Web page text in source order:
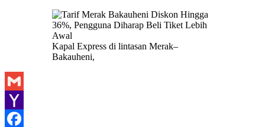
Kapal Express di lintasan Merak–
Bakauheni,
Gmail
Yahoo